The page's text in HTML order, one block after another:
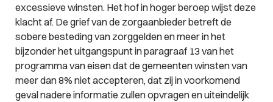
excessieve winsten. Het hof in hoger beroep wijst deze
klacht af. De grief van de zorgaanbieder betreft de
sobere besteding van zorggelden en meer in het
bijzonder het uitgangspunt in paragraaf 13 van het
programma van eisen dat de gemeenten winsten van
meer dan 8% niet accepteren, dat zij in voorkomend
geval nadere informatie zullen opvragen en uiteindelijk